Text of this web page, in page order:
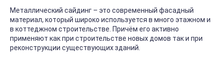
Металлический сайдинг – это современный фасадный
материал, который широко используется в много этажном и
в коттеджном строительстве. Причём его активно
применяют как при строительстве новых домов так и при
реконструкции существующих зданий.